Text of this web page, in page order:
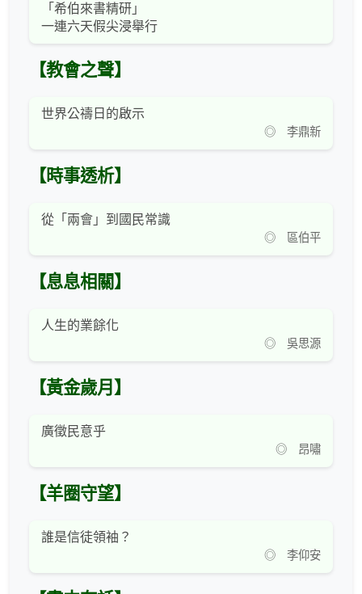
「希伯來書精研」
一連六天假尖浸舉行
【教會之聲】
世界公禱日的啟示
◎ 李鼎新
【時事透析】
從「兩會」到國民常識
◎ 區伯平
【息息相關】
人生的業餘化
◎ 吳思源
【黃金歲月】
廣徵民意乎
◎ 昂嘯
【羊圈守望】
誰是信徒領袖？
◎ 李仰安